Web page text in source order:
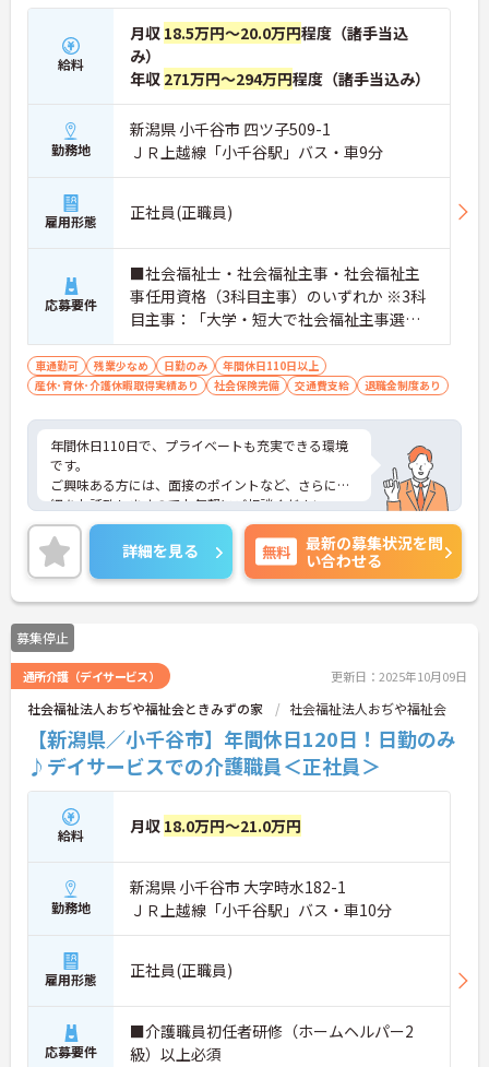
給料
月収 18.5万円～20.0万円程度（諸手当込
み）
年収 271万円～294万円程度（諸手当込み）
勤務地
新潟県 小千谷市 四ツ子509-1
ＪＲ上越線「小千谷駅」バス・車9分
雇用形態 正社員(正職員)
応募要件
■社会福祉士・社会福祉主事・社会福祉主
事任用資格（3科目主事）のいずれか ※3科
目主事：「大学・短大で社会福祉主事選択
必修科目のうち3科目以上の単位を修得して
卒業者。 ※介護施設などで就業経験のある
方は尚良し
車通勤可 残業少なめ 日勤のみ
年間休日110日以上
産休･育休･介護休暇取得実績あり
社会保険完備 交通費支給 退職金制度あり
年間休日110日で、プライベートも充実できる環境
です。
ご興味ある方には、面接のポイントなど、さらに詳
細をお話致しますのでお気軽にご相談ください。
詳細を見る 無料
最新の募集状況を問
い合わせる
募集停止
通所介護（デイサービス） 更新日：2025年10月09日
社会福祉法人おぢや福祉会ときみずの家 社会福祉法人おぢや福祉会
【新潟県／小千谷市】年間休日120日！日勤のみ
♪デイサービスでの介護職員＜正社員＞
給料 月収 18.0万円～21.0万円
勤務地
新潟県 小千谷市 大字時水182-1
ＪＲ上越線「小千谷駅」バス・車10分
雇用形態 正社員(正職員)
応募要件
■介護職員初任者研修（ホームヘルパー2
級）以上必須